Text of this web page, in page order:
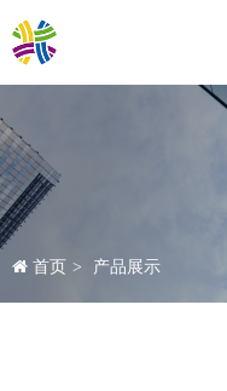
首页 产品展示